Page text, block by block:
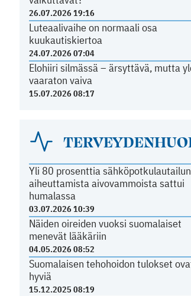
26.07.2026 19:16
Luteaalivaihe on normaali osa
kuukautiskiertoa
24.07.2026 07:04
Elohiiri silmässä – ärsyttävä, mutta
vaaraton vaiva
15.07.2026 08:17
Yli 80 prosenttia sähköpotkulautailun
aiheuttamista aivovammoista sattui
humalassa
03.07.2026 10:39
Näiden oireiden vuoksi suomalaiset
menevät lääkäriin
04.05.2026 08:52
Suomalaisen tehohoidon tulokset
hyviä
15.12.2025 08:19